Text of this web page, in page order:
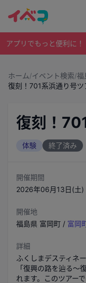
アプリでもっと便利に！
ホーム/イベント検索/福
復刻！701系浜通り号ツ
復刻！
体験 終了済み
開催期間
2026年06月13日(土)
開催地
福島県 富岡町 / 富岡
詳細
ふくしまデスティネ
「復興の路を辿る～
れます。このツアー